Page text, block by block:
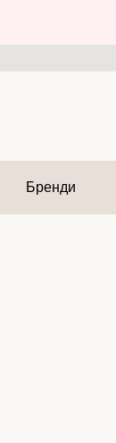
Бренди